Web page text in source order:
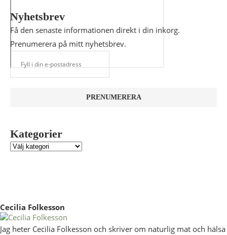
Nyhetsbrev
Få den senaste informationen direkt i din inkorg.
Prenumerera på mitt nyhetsbrev.
Kategorier
Cecilia Folkesson
Jag heter Cecilia Folkesson och skriver om naturlig mat och hälsa